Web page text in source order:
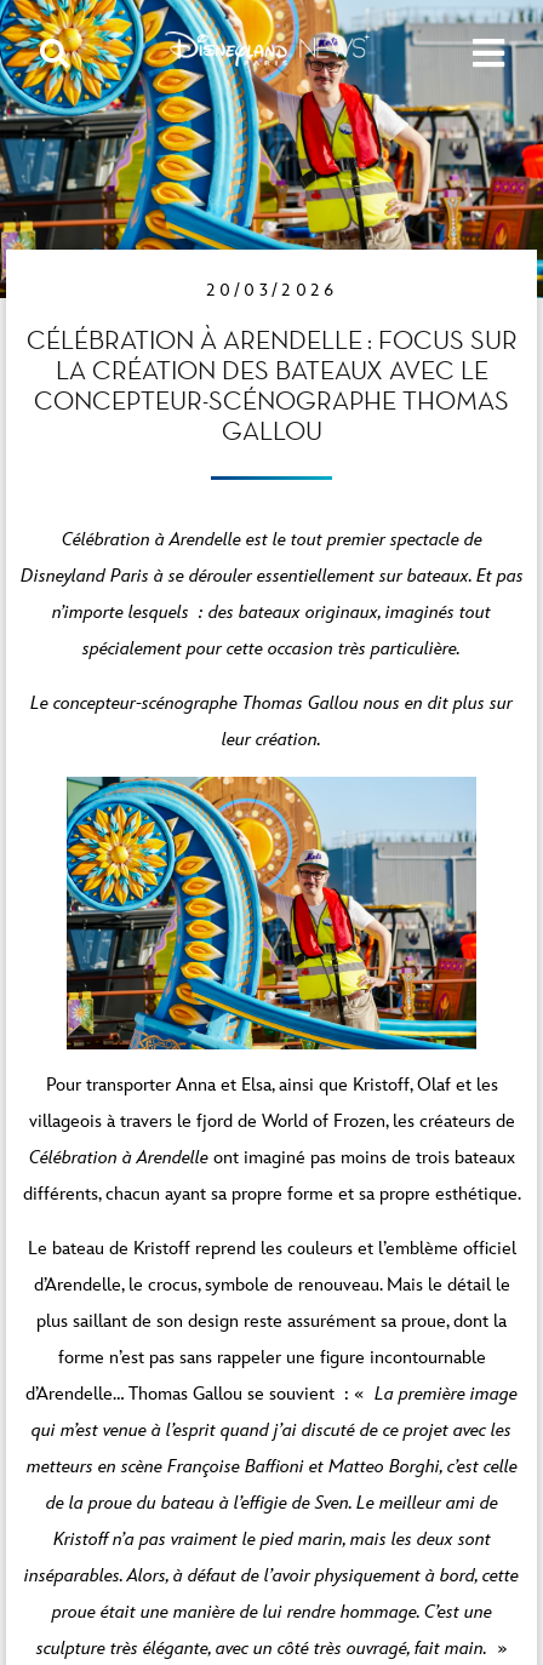
20/03/2026
CÉLÉBRATION À ARENDELLE : FOCUS SUR
LA CRÉATION DES BATEAUX AVEC LE
CONCEPTEUR-SCÉNOGRAPHE THOMAS
GALLOU
Célébration à Arendelle est le tout premier spectacle de
Disneyland Paris à se dérouler essentiellement sur bateaux. Et pas
n’importe lesquels : des bateaux originaux, imaginés tout
spécialement pour cette occasion très particulière.
Le concepteur-scénographe Thomas Gallou nous en dit plus sur
leur création.
Pour transporter Anna et Elsa, ainsi que Kristoff, Olaf et les
villageois à travers le fjord de World of Frozen, les créateurs de
Célébration à Arendelleont imaginé pas moins de trois bateaux
différents, chacun ayant sa propre forme et sa propre esthétique.
Le bateau de Kristoff reprend les couleurs et l’emblème officiel
d’Arendelle, le crocus, symbole de renouveau. Mais le détail le
plus saillant de son design reste assurément sa proue, dont la
forme n’est pas sans rappeler une figure incontournable
d’Arendelle… Thomas Gallou se souvient : « La première image
qui m’est venue à l’esprit quand j’ai discuté de ce projet avec les
metteurs en scène Françoise Baffioni et Matteo Borghi, c’est celle
de la proue du bateau à l’effigie de Sven. Le meilleur ami de
Kristoff n’a pas vraiment le pied marin, mais les deux sont
inséparables. Alors, à défaut de l’avoir physiquement à bord, cette
proue était une manière de lui rendre hommage. C’est une
sculpture très élégante, avec un côté très ouvragé, fait main. »